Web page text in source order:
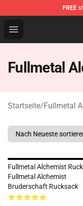
FREE
Open menu
Anime
Fullmetal
Startseite/Fullmetal
Fullmetal Alchemist
Fullmetal Alchemist
Bruderschaft Rucksack